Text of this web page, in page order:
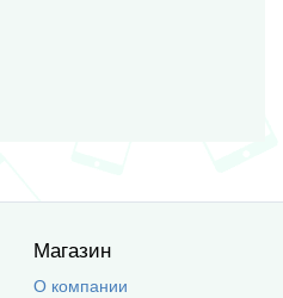
Магазин
О компании